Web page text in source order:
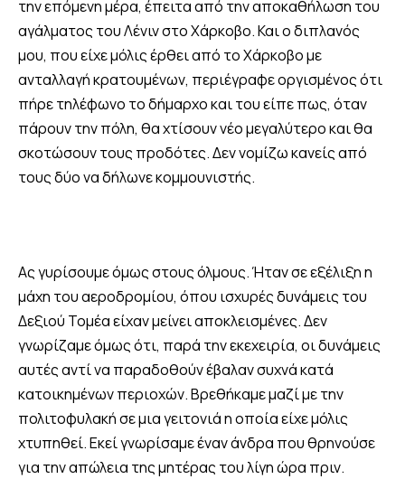
την επόμενη μέρα, έπειτα από την αποκαθήλωση του
αγάλματος του Λένιν στο Χάρκοβο. Και ο διπλανός
μου, που είχε μόλις έρθει από το Χάρκοβο με
ανταλλαγή κρατουμένων, περιέγραφε οργισμένος ότι
πήρε τηλέφωνο το δήμαρχο και του είπε πως, όταν
πάρουν την πόλη, θα χτίσουν νέο μεγαλύτερο και θα
σκοτώσουν τους προδότες. Δεν νομίζω κανείς από
τους δύο να δήλωνε κομμουνιστής.
Ας γυρίσουμε όμως στους όλμους. Ήταν σε εξέλιξη η
μάχη του αεροδρομίου, όπου ισχυρές δυνάμεις του
Δεξιού Τομέα είχαν μείνει αποκλεισμένες. Δεν
γνωρίζαμε όμως ότι, παρά την εκεχειρία, οι δυνάμεις
αυτές αντί να παραδοθούν έβαλαν συχνά κατά
κατοικημένων περιοχών. Βρεθήκαμε μαζί με την
πολιτοφυλακή σε μια γειτονιά η οποία είχε μόλις
χτυπηθεί. Εκεί γνωρίσαμε έναν άνδρα που θρηνούσε
για την απώλεια της μητέρας του λίγη ώρα πριν.